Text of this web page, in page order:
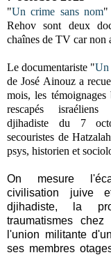
"Un crime sans nom"
Rehov
sont deux
chaînes de TV car non
Le documentariste "Un
de José Ainouza
mois, les témoignages
rescapés
djihadiste du 7
secouristes de
psys, historien et
On mesure
civilisation juive
djihadiste, la
traumatismes chez
l'union militante
ses membres